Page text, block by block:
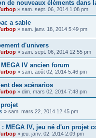
de nouveaux éléments dans
» sam. sept. 06, 2014 1:08 pm
a sable
» sam. janv. 18, 2014 5:49 pm
d'univers
» sam. sept. 06, 2014 12:55 pm
IV ancien forum
» sam. août 02, 2014 5:46 pm
des scénarios
» dim. mars 02, 2014 7:48 pm
» sam. mars 22, 2014 12:45 pm
: MEGA IV, jeu né d'un projet
» jeu. janv. 02, 2014 2:09 pm